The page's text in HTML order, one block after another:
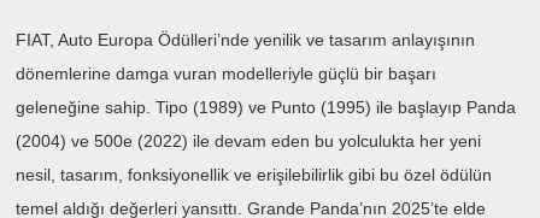
FIAT, Auto Europa Ödülleri’nde yenilik ve tasarım anlayışının
dönemlerine damga vuran modelleriyle güçlü bir başarı
geleneğine sahip. Tipo (1989) ve Punto (1995) ile başlayıp Panda
(2004) ve 500e (2022) ile devam eden bu yolculukta her yeni
nesil, tasarım, fonksiyonellik ve erişilebilirlik gibi bu özel ödülün
temel aldığı değerleri yansıttı. Grande Panda’nın 2025’te elde